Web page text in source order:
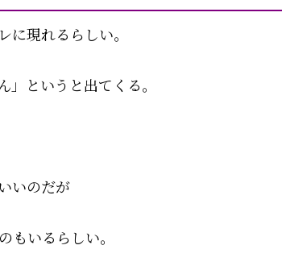
現れるらしい。
」というと出てくる。
いのだが
もいるらしい。